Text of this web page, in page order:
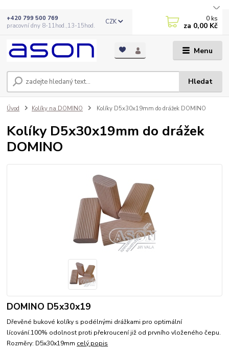
Menu
CZK
Hledat
+420 799 500 769
pracovní dny 8-11hod.,13-15hod.
0 ks
za 0,00 Kč
Úvod Kolíky na DOMINO Kolíky D5x30x19mm do drážek DOMINO
Kolíky D5x30x19mm do drážek
DOMINO
DOMINO D5x30x19
Dřevěné bukové kolíky s podélnými drážkami pro optimální
lícování.100% odolnost proti překroucení již od prvního vloženého čepu.
Rozměry: D5x30x19mm celý popis